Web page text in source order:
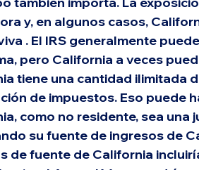
y, en algunos casos,
. El IRS generalmente
pero California a veces
tiene una cantidad ilimitada
de impuestos. Eso puede
como no residente, sea
su fuente de ingresos de
de fuente de California